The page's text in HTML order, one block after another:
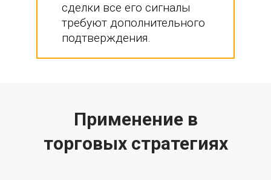
сделки все его сигналы
требуют дополнительного
подтверждения.
Применение в
торговых стратегиях